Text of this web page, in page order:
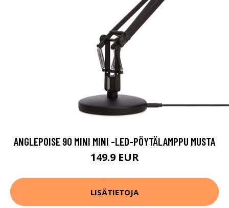
ANGLEPOISE 90 MINI MINI -LED-PÖYTÄLAMPPU MUSTA
149.9 EUR
LISÄTIETOJA